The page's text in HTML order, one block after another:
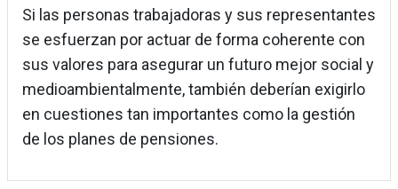
Si las personas trabajadoras y sus representantes
se esfuerzan por actuar de forma coherente con
sus valores para asegurar un futuro mejor social y
medioambientalmente, también deberían exigirlo
en cuestiones tan importantes como la gestión
de los planes de pensiones.